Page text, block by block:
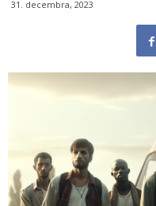
31. decembra, 2023